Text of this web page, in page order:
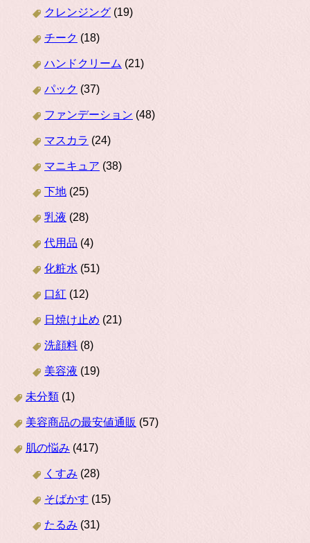
クレンジング (19)
チーク (18)
ハンドクリーム (21)
パック (37)
ファンデーション (48)
マスカラ (24)
マニキュア (38)
下地 (25)
乳液 (28)
代用品 (4)
化粧水 (51)
口紅 (12)
日焼け止め (21)
洗顔料 (8)
美容液 (19)
未分類 (1)
美容商品の最安値通販 (57)
肌の悩み (417)
くすみ (28)
そばかす (15)
たるみ (31)